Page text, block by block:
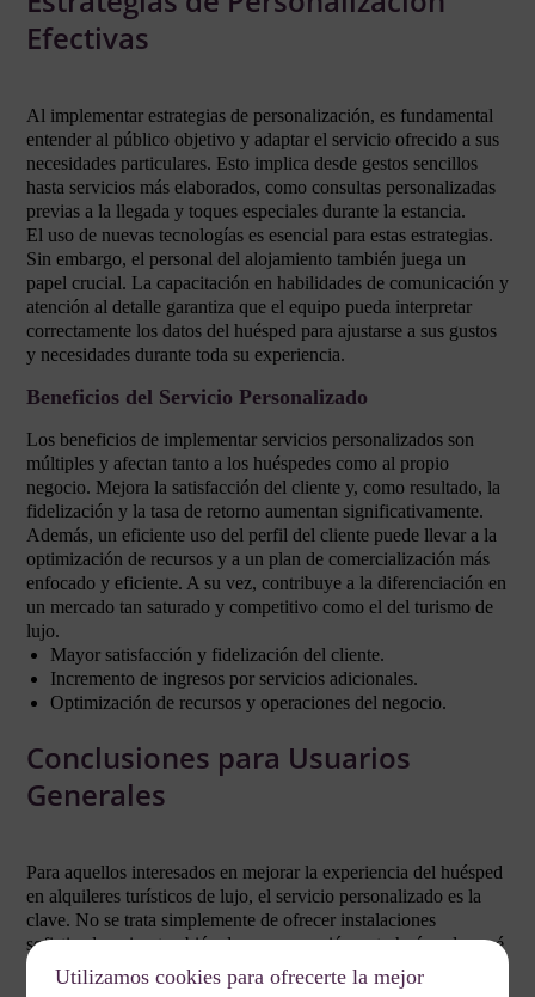
Efectivas
Al implementar estrategias de personalización, es fundamental
entender al público objetivo y adaptar el servicio ofrecido a sus
necesidades particulares. Esto implica desde gestos sencillos
hasta servicios más elaborados, como consultas personalizadas
previas a la llegada y toques especiales durante la estancia.
El uso de nuevas tecnologías es esencial para estas estrategias.
Sin embargo, el personal del alojamiento también juega un
papel crucial. La capacitación en habilidades de comunicación y
atención al detalle garantiza que el equipo pueda interpretar
correctamente los datos del huésped para ajustarse a sus gustos
y necesidades durante toda su experiencia.
Beneficios del Servicio Personalizado
Los beneficios de implementar servicios personalizados son
múltiples y afectan tanto a los huéspedes como al propio
negocio. Mejora la satisfacción del cliente y, como resultado, la
fidelización y la tasa de retorno aumentan significativamente.
Además, un eficiente uso del perfil del cliente puede llevar a la
optimización de recursos y a un plan de comercialización más
enfocado y eficiente. A su vez, contribuye a la diferenciación en
un mercado tan saturado y competitivo como el del turismo de
lujo.
Mayor satisfacción y fidelización del cliente.
Incremento de ingresos por servicios adicionales.
Optimización de recursos y operaciones del negocio.
Conclusiones para Usuarios
Generales
Para aquellos interesados en mejorar la experiencia del huésped
en alquileres turísticos de lujo, el servicio personalizado es la
clave. No se trata simplemente de ofrecer instalaciones
sofisticadas, sino también de conocer quién es tu huésped y qué
busca en su estancia.
En última instancia, el verdadero éxito en el sector de los
Utilizamos cookies para ofrecerte la mejor